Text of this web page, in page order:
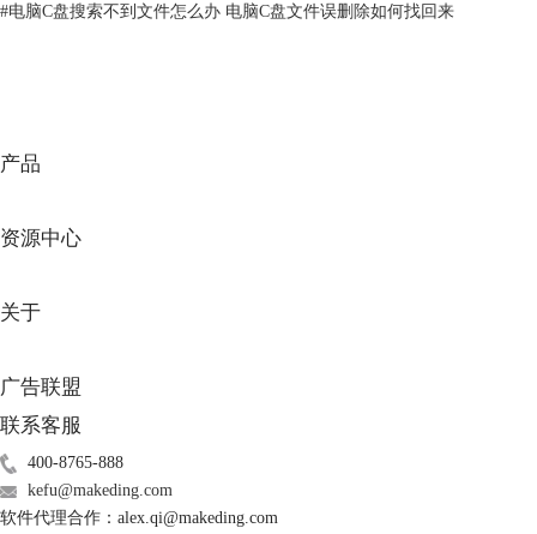
的，因此回收站清空后是能够找回文件的。
二、回收站清空就是彻底删除了吗
如上所述，文件在回收站内被清空并没有被彻底清除，只是一般的操作系
统无法再读取到，但它依然存在于硬盘中，而普通用户想要恢复这类内容
可以借助数据恢复软件，以下是具体步骤：
1.在EasyRecovery中文网首页找到适合当前操作系统的版本
#电脑C盘搜索不到文件怎么办 电脑C盘文件误删除如何找回来
产品
资源中心
关于
广告联盟
联系客服
400-8765-888
kefu@makeding.com
软件代理合作：alex.qi@makeding.com